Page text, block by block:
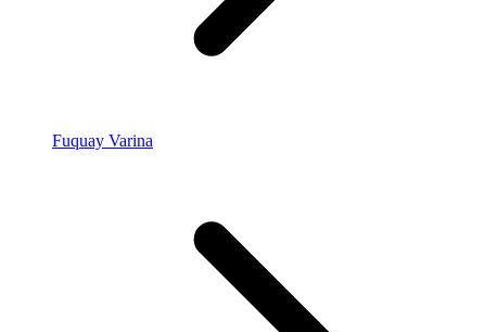
Fuquay Varina